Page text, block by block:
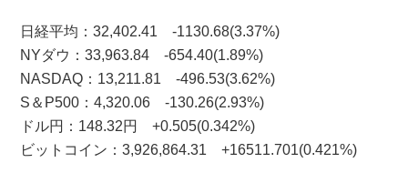
日経平均：32,402.41 -1130.68(3.37%)
NYダウ：33,963.84 -654.40(1.89%)
NASDAQ：13,211.81 -496.53(3.62%)
S＆P500：4,320.06 -130.26(2.93%)
ドル円：148.32円 +0.505(0.342%)
ビットコイン：3,926,864.31 +16511.701(0.421%)